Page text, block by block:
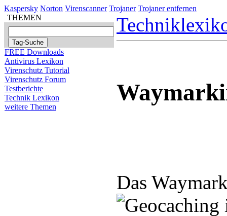
Kaspersky Norton Virenscanner Trojaner Trojaner entfernen
THEMEN
FREE Downloads
Antivirus Lexikon
Virenschutz Tutorial
Virenschutz Forum
Testberichte
Technik Lexikon
weitere Themen
Das